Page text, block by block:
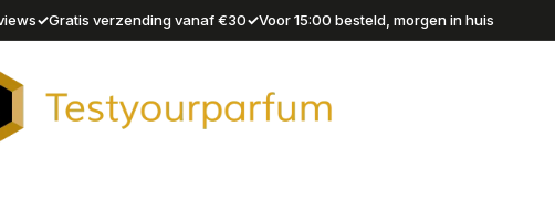
✓Gratis verzending vanaf €30✓Voor 15:00 besteld, morgen in huis